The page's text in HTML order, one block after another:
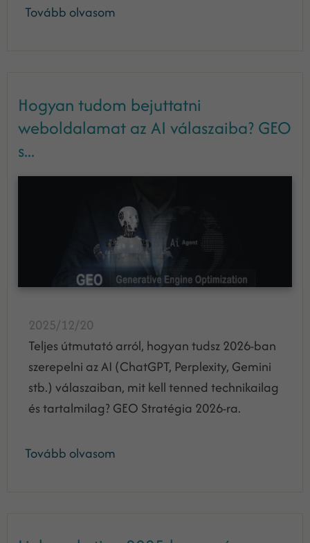
Tovább olvasom
Hogyan tudom bejuttatni
weboldalamat az AI válaszaiba? GEO
s...
2025/12/20
Teljes útmutató arról, hogyan tudsz 2026-ban
szerepelni az AI (ChatGPT, Perplexity, Gemini
stb.) válaszaiban, mit kell tenned technikailag
és tartalmilag? GEO Stratégia 2026-ra.
Tovább olvasom